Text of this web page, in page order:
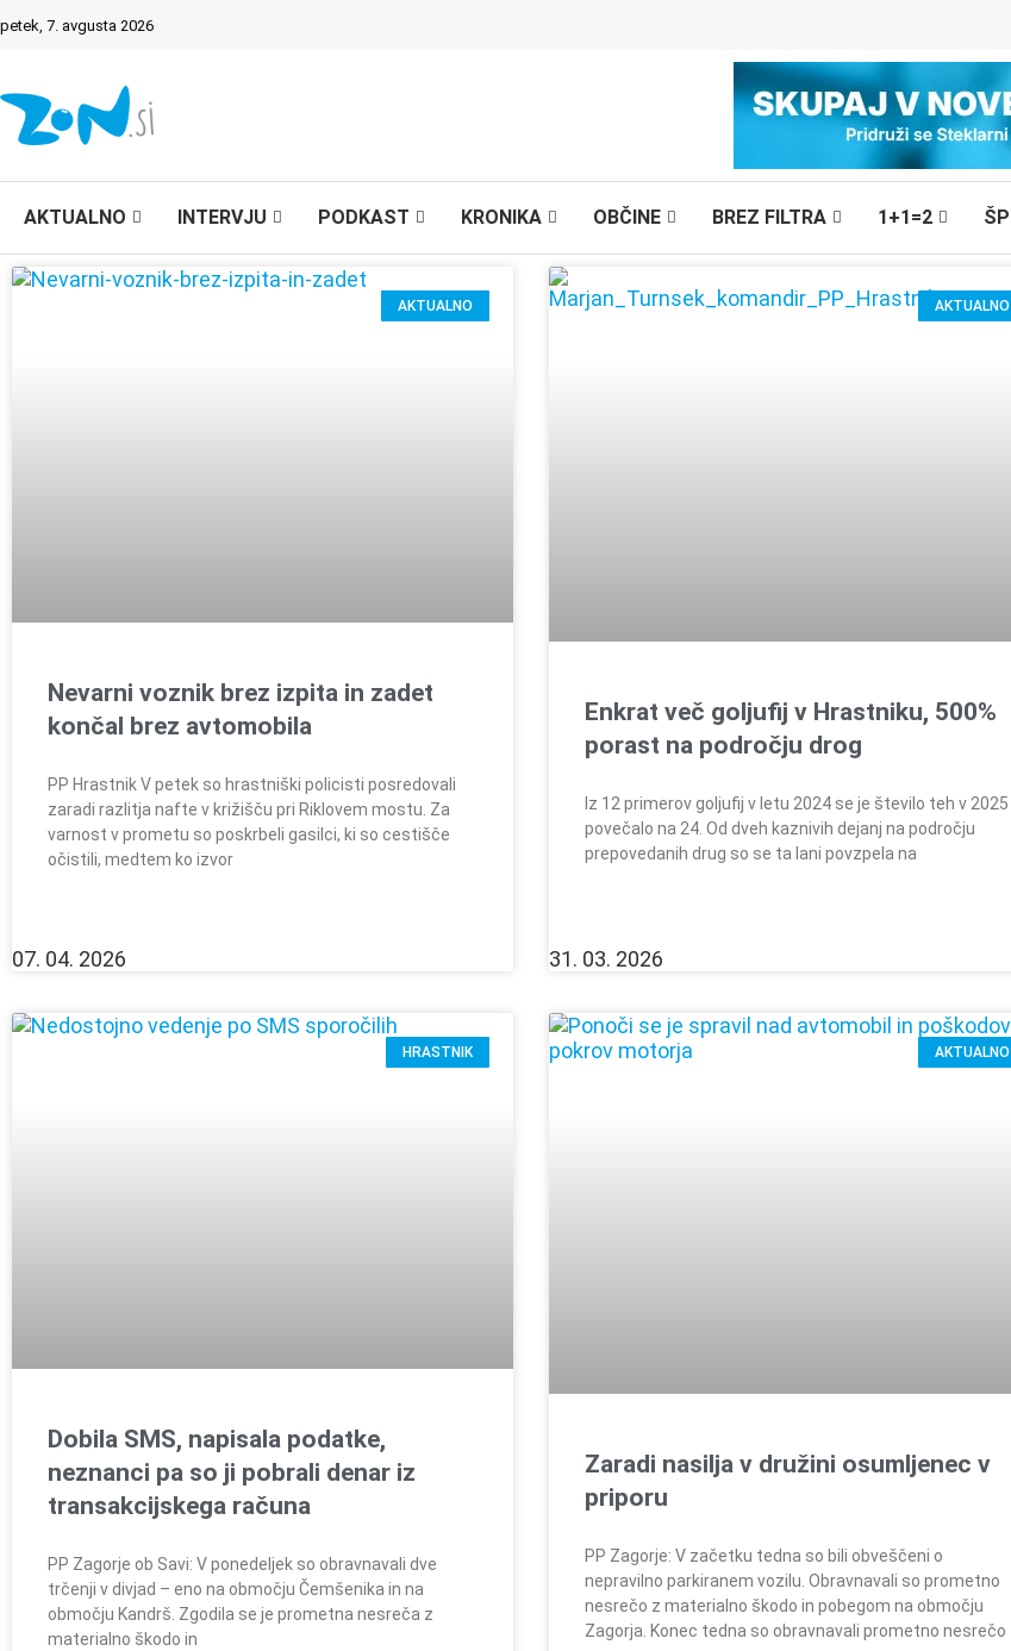
petek, 7. avgusta 2026
AKTUALNO INTERVJU PODKAST KRONIKA OBČINE BREZ FILTRA 1+1=2
AKTUALNO
Nevarni voznik brez izpita in zadet
končal brez avtomobila
PP Hrastnik V petek so hrastniški policisti posredovali
zaradi razlitja nafte v križišču pri Riklovem mostu. Za
varnost v prometu so poskrbeli gasilci, ki so cestišče
očistili, medtem ko izvor
07. 04. 2026
AKTUALNO
Enkrat več goljufij v Hrastniku, 500%
porast na področju drog
Iz 12 primerov goljufij v letu 2024 se je število teh v 2025
povečalo na 24. Od dveh kaznivih dejanj na področju
prepovedanih drug so se ta lani povzpela na
31. 03. 2026
HRASTNIK
Dobila SMS, napisala podatke,
neznanci pa so ji pobrali denar iz
transakcijskega računa
PP Zagorje ob Savi: V ponedeljek so obravnavali dve
trčenji v divjad – eno na območju Čemšenika in na
območju Kandrš. Zgodila se je prometna nesreča z
materialno škodo in
AKTUALNO
Zaradi nasilja v družini osumljenec v
priporu
PP Zagorje: V začetku tedna so bili obveščeni o
nepravilno parkiranem vozilu. Obravnavali so prometno
nesrečo z materialno škodo in pobegom na območju
Zagorja. Konec tedna so obravnavali prometno nesrečo